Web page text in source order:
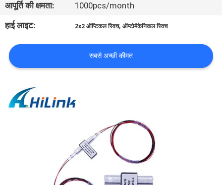
हमसे
करें
समाचार
आपूर्ति की क्षमता:
1000pcs/month
हाई लाइट:
2x2 ऑप्टिकल स्विच,ऑप्टोमैकेनिकल स्विच
सबसे अच्छी कीमत